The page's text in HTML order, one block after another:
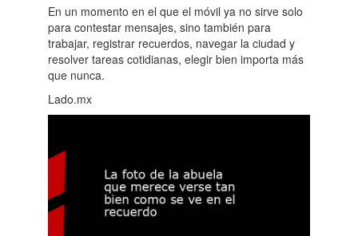
En un momento en el que el móvil ya no sirve solo
para contestar mensajes, sino también para
trabajar, registrar recuerdos, navegar la ciudad y
resolver tareas cotidianas, elegir bien importa más
que nunca.
Lado.mx